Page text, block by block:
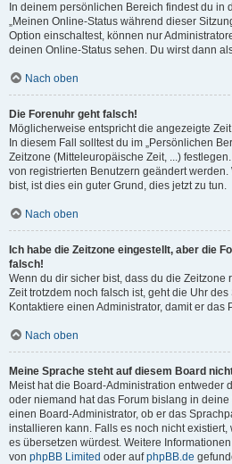
In deinem persönlichen Bereich findest du in
„Meinen Online-Status während dieser
Option einschaltest, können nur
deinen Online-Status sehen. Du wirst dann
Nach oben
Die Forenuhr geht falsch!
Möglicherweise entspricht die angezeigte
In diesem Fall solltest du im „Persönlichen
Zeitzone (Mitteleuropäische Zeit, ...)
von registrierten Benutzern geändert
bist, ist dies ein guter Grund, dies jetzt zu tun.
Nach oben
Ich habe die Zeitzone eingestellt, aber die
falsch!
Wenn du dir sicher bist, dass du die Zeitzone
Zeit trotzdem noch falsch ist, geht die Uhr
Kontaktiere einen Administrator, damit er das
Nach oben
Meine Sprache steht auf diesem Board
Meist hat die Board-Administration entweder
oder niemand hat das Forum bislang in
einen Board-Administrator, ob er das
installieren kann. Falls es noch nicht
es übersetzen würdest. Weitere
von phpBB Limited oder aufphpBB.de